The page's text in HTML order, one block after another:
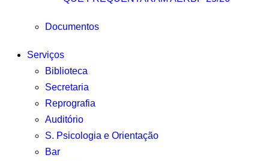
Documentos
Serviços
Biblioteca
Secretaria
Reprografia
Auditório
S. Psicologia e Orientação
Bar